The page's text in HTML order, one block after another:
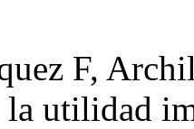
F,
la utilidad